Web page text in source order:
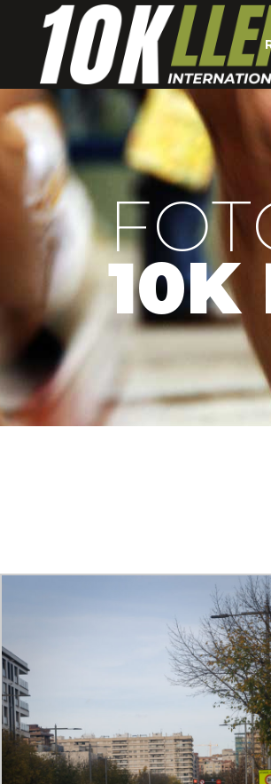
10K